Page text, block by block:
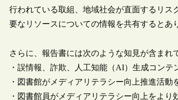
行われている取組、地域社会が直面するリ
要なリソースについての情報を共有するとあ
さらに、報告書には次のような知見が含まれ
・誤情報、詐欺、人工知能（AI）生成コンテ
・図書館がメディアリテラシー向上推進活
・図書館員がメディアリテラシー向上をよ